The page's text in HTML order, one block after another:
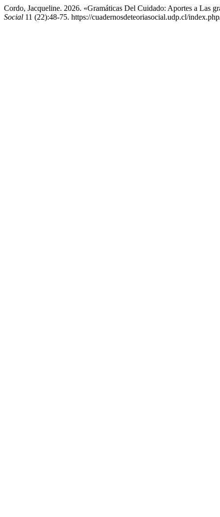
Cordo, Jacqueline. 2026. «Gramáticas Del Cuidado: Aportes a Las
Social 11 (22):48-75. https://cuadernosdeteoriasocial.udp.cl/